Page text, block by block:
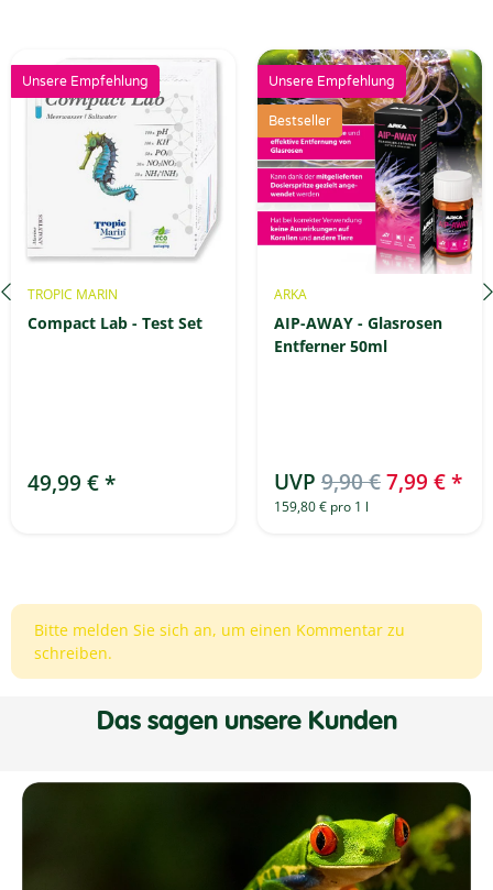
Unsere Empfehlung
TROPIC MARIN
Compact Lab - Test Set
49,99 €*
Unsere Empfehlung
Bestseller
ARKA
AIP-AWAY - Glasrosen
Entferner 50ml
UVP 9,90 €7,99 €*
159,80 € pro 1 l
Bitte melden Sie sich an, um einen Kommentar zu
schreiben.
Das sagen unsere Kunden